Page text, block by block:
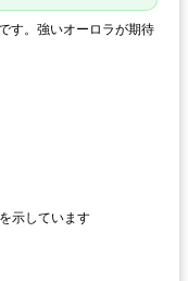
す。強いオーロラが期待
示しています